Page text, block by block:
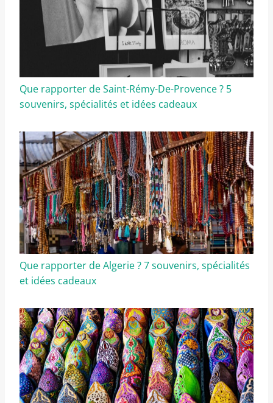
Que rapporter de Saint-Rémy-De-Provence ? 5
souvenirs, spécialités et idées cadeaux
Que rapporter de Algerie ? 7 souvenirs, spécialités
et idées cadeaux